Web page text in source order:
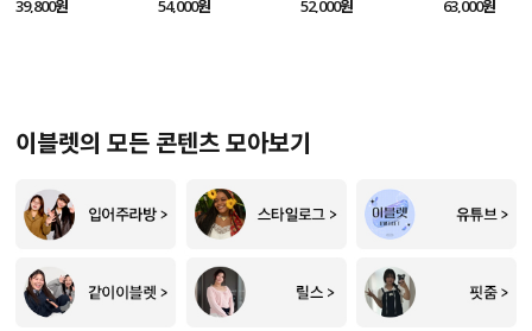
39,800원 54,000원 52,000원 63,000원
이블렛의 모든 콘텐츠 모아보기